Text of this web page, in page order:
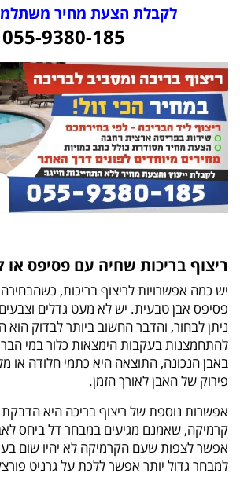
לקבלת הצעת מחיר
055-9380-185
ריצוף בריכות שחיה עם פסיפס או
יש כמה אפשרויות לריצוף בריכות,
פסיפס אבן טבעית. יש לא מעט גדלים
ניתן לבחור, והדבר החשוב ביותר לבדוק
להתחמצנות בעקבות הימצאות כלור במי
באבן הנכונה, התוצאה היא כתמי חלודה או
פירוק של האבן לאורך הזמן.
אפשרות נוספת של ריצוף בריכה היא
קרמיקה, שאמנם מגיעים במבחר דל ביחס
אפשר לצפות שעם הקרמיקה לא יהיו שום
למבחר גדול יותר אפשר ללכת על גרניט